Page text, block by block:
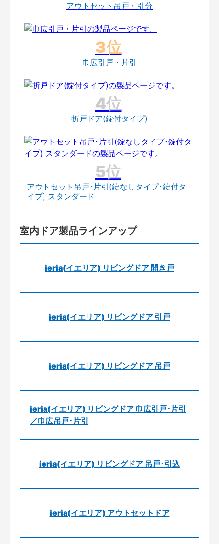
アウトセット吊戸・引分
巾広引戸・片引
折戸ドア(錠付タイプ)
アウトセット吊戸･片引(錠なしタイプ･錠付タ
イプ) スタンダード
室内ドア製品ラインアップ
ieria(イエリア) リビングドア 開き戸
ieria(イエリア) リビングドア 引戸
ieria(イエリア) リビングドア 吊戸
ieria(イエリア) リビングドア 巾広引戸･片引
／巾広吊戸･片引
ieria(イエリア) リビングドア 吊戸･引込
ieria(イエリア) アウトセットドア